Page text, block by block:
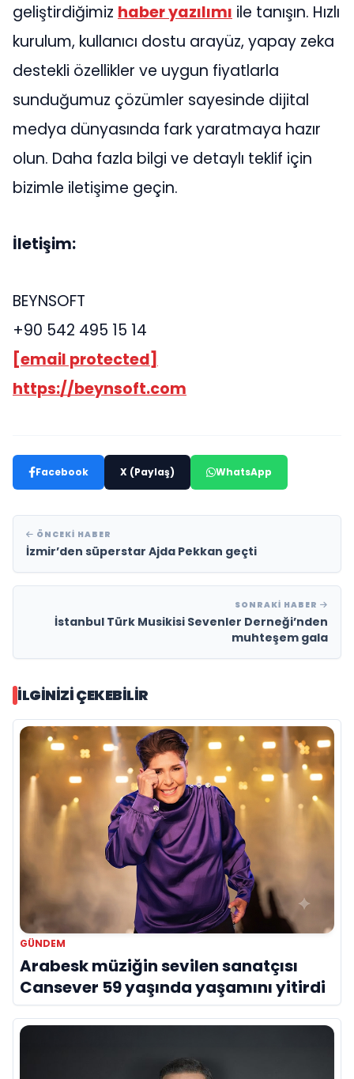
geliştirdiğimiz haber yazılımı ile tanışın. Hızlı
kurulum, kullanıcı dostu arayüz, yapay zeka
destekli özellikler ve uygun fiyatlarla
sunduğumuz çözümler sayesinde dijital
medya dünyasında fark yaratmaya hazır
olun. Daha fazla bilgi ve detaylı teklif için
bizimle iletişime geçin.
İletişim:
BEYNSOFT
+90 542 495 15 14
[email protected]
https://beynsoft.com
Facebook X (Paylaş) WhatsApp
ÖNCEKI HABER
İzmir’den süperstar Ajda Pekkan geçti
SONRAKI HABER
İstanbul Türk Musikisi Sevenler Derneği’nden
muhteşem gala
İLGINIZI ÇEKEBILIR
GÜNDEM
Arabesk müziğin sevilen sanatçısı
Cansever 59 yaşında yaşamını yitirdi